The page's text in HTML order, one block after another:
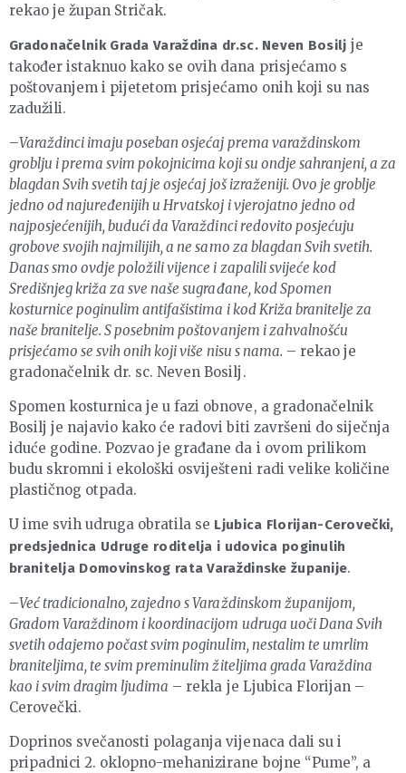
rekao je župan Stričak.
Gradonačelnik Grada Varaždina dr.sc. Neven Bosilj je
također istaknuo kako se ovih dana prisjećamo s
poštovanjem i pijetetom prisjećamo onih koji su nas
zadužili.
–Varaždinci imaju poseban osjećaj prema varaždinskom
groblju i prema svim pokojnicima koji su ondje sahranjeni, a za
blagdan Svih svetih taj je osjećaj još izraženiji. Ovo je groblje
jedno od najuređenijih u Hrvatskoj i vjerojatno jedno od
najposjećenijih, budući da Varaždinci redovito posjećuju
grobove svojih najmilijih, a ne samo za blagdan Svih svetih.
Danas smo ovdje položili vijence i zapalili svijeće kod
Središnjeg križa za sve naše sugrađane, kod Spomen
kosturnice poginulim antifašistima i kod Križa branitelje za
naše branitelje. S posebnim poštovanjem i zahvalnošću
prisjećamo se svih onih koji više nisu s nama. – rekao je
gradonačelnik dr. sc. Neven Bosilj.
Spomen kosturnica je u fazi obnove, a gradonačelnik
Bosilj je najavio kako će radovi biti završeni do siječnja
iduće godine. Pozvao je građane da i ovom prilikom
budu skromni i ekološki osviješteni radi velike količine
plastičnog otpada.
U ime svih udruga obratila se Ljubica Florijan-Cerovečki,
predsjednica Udruge roditelja i udovica poginulih
branitelja Domovinskog rata Varaždinske županije.
–Već tradicionalno, zajedno s Varaždinskom županijom,
Gradom Varaždinom i koordinacijom udruga uoči Dana Svih
svetih odajemo počast svim poginulim, nestalim te umrlim
braniteljima, te svim preminulim žiteljima grada Varaždina
kao i svim dragim ljudima – rekla je Ljubica Florijan –
Cerovečki.
Doprinos svečanosti polaganja vijenaca dali su i
pripadnici 2. oklopno-mehanizirane bojne “Pume”, a